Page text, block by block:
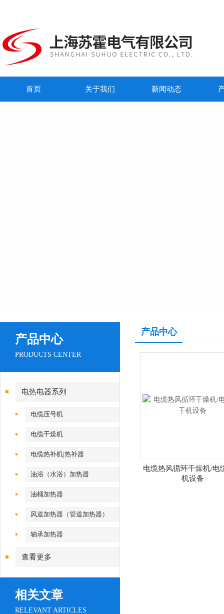
首页 关于我们 新闻动态
产品中心
PRODUCTS CENTER
电热电器系列
电缆压号机
电缆干燥机
电缆热补机|热补器
油浴（水浴）加热器
油桶加热器
风道加热器（管道加热器）
轴承加热器
查看更多
相关文章
RELEVANT ARTICLES
产品中心
电缆热风循环干燥机/电
机设备